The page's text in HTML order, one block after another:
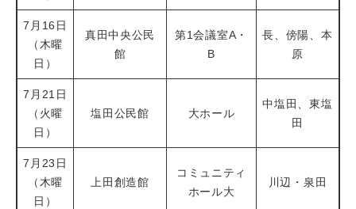
7月16日
（木曜
日）
真田中央公民
館
第1会議室A・
B
長、傍陽、本
原
7月21日
（火曜
日）
塩田公民館 大ホール
中塩田、東塩
田
7月23日
（木曜
日）
上田創造館
コミュニティ
ホール大
川辺・泉田